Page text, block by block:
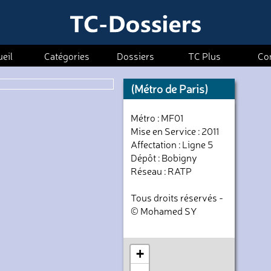
Catégories Dossiers TC Plus
(Métro de Paris)
Métro : MF01
Mise en Service : 2011
Affectation : Ligne 5
Dépôt : Bobigny
Réseau : RATP
Tous droits réservés -
© Mohamed SY
+